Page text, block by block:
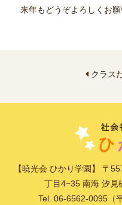
来年もどうぞよろしくお願
クラス
【暁光会 ひかり学園】 〒
丁目4−35 南海 汐見
Tel. 06-6562-0095（